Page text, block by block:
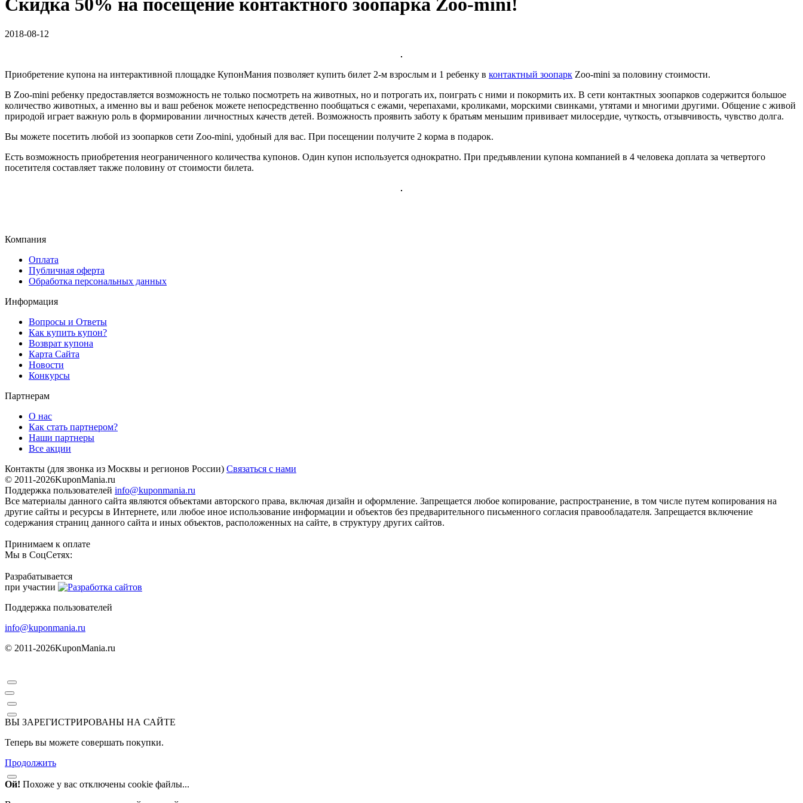
Скидка 50% на посещение контактного зоопарка Zoo-mini!
2018-08-12
Приобретение купона на интерактивной площадке КупонМания позволяет купить билет 2-м взрослым и 1 ребенку в контактный зоопарк Zoo-mini за половину стоимости.
В Zoo-mini ребенку предоставляется возможность не только посмотреть на животных, но и потрогать их, поиграть с ними и покормить их. В сети контактных зоопарков содержится большое
количество животных, а именно вы и ваш ребенок можете непосредственно пообщаться с ежами, черепахами, кроликами, морскими свинками, утятами и многими другими. Общение с живой
природой играет важную роль в формировании личностных качеств детей. Возможность проявить заботу к братьям меньшим прививает милосердие, чуткость, отзывчивость, чувство долга.
Вы можете посетить любой из зоопарков сети Zoo-mini, удобный для вас. При посещении получите 2 корма в подарок.
Есть возможность приобретения неограниченного количества купонов. Один купон используется однократно. При предъявлении купона компанией в 4 человека доплата за четвертого
посетителя составляет также половину от стоимости билета.
Компания
Оплата
Публичная оферта
Обработка персональных данных
Информация
Вопросы и Ответы
Как купить купон?
Возврат купона
Карта Сайта
Новости
Конкурсы
Партнерам
О нас
Как стать партнером?
Наши партнеры
Все акции
Контакты (для звонка из Москвы и регионов России) Связаться с нами
© 2011-2026KuponMania.ru
Поддержка пользователей info@kuponmania.ru
Все материалы данного сайта являются объектами авторского права, включая дизайн и оформление. Запрещается любое копирование, распространение, в том числе путем копирования на
другие сайты и ресурсы в Интернете, или любое иное использование информации и объектов без предварительного письменного согласия правообладателя. Запрещается включение
содержания страниц данного сайта и иных объектов, расположенных на сайте, в структуру других сайтов.
Принимаем к оплате
Мы в СоцСетях:
Разрабатывается
при участии
Поддержка пользователей
info@kuponmania.ru
© 2011-2026KuponMania.ru
ВЫ ЗАРЕГИСТРИРОВАНЫ НА САЙТЕ
Теперь вы можете совершать покупки.
Продолжить
Ой! Похоже у вас отключены cookie файлы...